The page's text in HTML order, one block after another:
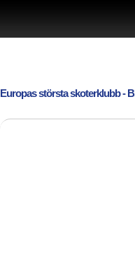
Europas största skoterklubb -